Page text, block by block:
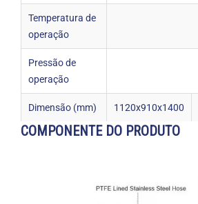
Temperatura de
operação
Pressão de
operação
Dimensão (mm) 1120x910x1400
COMPONENTE DO PRODUTO